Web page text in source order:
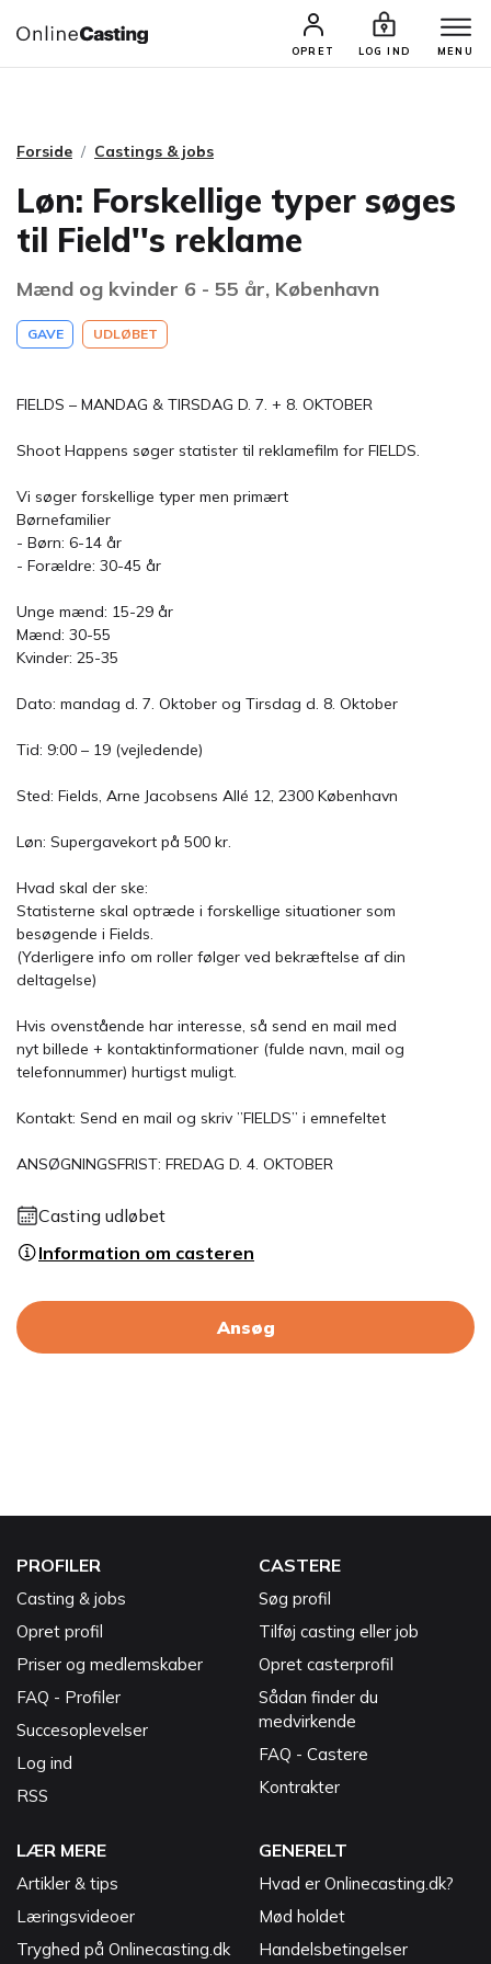
OPRET LOG IND MENU
CASTINGS & JOBS SØG PROFIL
Forside Castings & jobs
Løn: Forskellige typer søges
til Field''s reklame
Mænd og kvinder 6 - 55 år, København
GAVE UDLØBET
FIELDS – MANDAG & TIRSDAG D. 7. + 8. OKTOBER
Shoot Happens søger statister til reklamefilm for FIELDS.
Vi søger forskellige typer men primært
Børnefamilier
- Børn: 6-14 år
- Forældre: 30-45 år
Unge mænd: 15-29 år
Mænd: 30-55
Kvinder: 25-35
Dato: mandag d. 7. Oktober og Tirsdag d. 8. Oktober
Tid: 9:00 – 19 (vejledende)
Sted: Fields, Arne Jacobsens Allé 12, 2300 København
Løn: Supergavekort på 500 kr.
Hvad skal der ske:
Statisterne skal optræde i forskellige situationer som
besøgende i Fields.
(Yderligere info om roller følger ved bekræftelse af din
deltagelse)
Hvis ovenstående har interesse, så send en mail med
nyt billede + kontaktinformationer (fulde navn, mail og
telefonnummer) hurtigst muligt.
Kontakt: Send en mail og skriv ”FIELDS” i emnefeltet
ANSØGNINGSFRIST: FREDAG D. 4. OKTOBER
Casting udløbet
Information om casteren
Ansøg
PROFILER
Casting & jobs
Opret profil
Priser og medlemskaber
FAQ - Profiler
Succesoplevelser
Log ind
RSS
CASTERE
Søg profil
Tilføj casting eller job
Opret casterprofil
Sådan finder du
medvirkende
FAQ - Castere
Kontrakter
LÆR MERE
Artikler & tips
Læringsvideoer
Tryghed på Onlinecasting.dk
GENERELT
Hvad er Onlinecasting.dk?
Mød holdet
Handelsbetingelser